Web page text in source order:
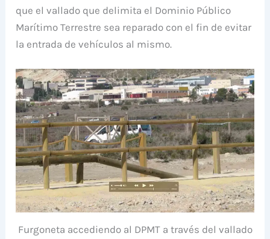
que el vallado que delimita el Dominio Público
Marítimo Terrestre sea reparado con el fin de evitar
la entrada de vehículos al mismo.
Furgoneta accediendo al DPMT a través del vallado